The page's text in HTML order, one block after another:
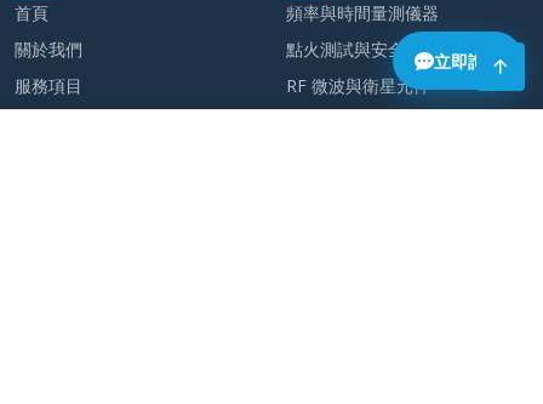
首頁
關於我們
服務項目
頻率與時間量測儀器
點火測試與安全歐姆表
RF 微波與衛星元件